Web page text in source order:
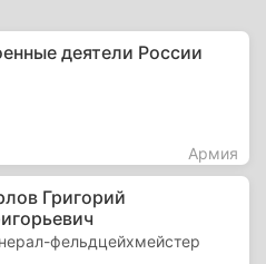
деятели России
Армия
Григорий
фельдцейхмейстер